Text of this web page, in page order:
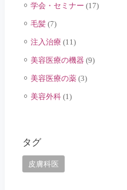
学会・セミナー (17)
毛髪(7)
注入治療 (11)
美容医療の機器 (9)
美容医療の薬(3)
美容外科(1)
タグ
皮膚科医